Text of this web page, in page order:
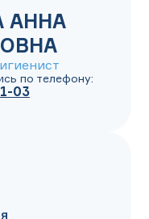
АННА
по телефону:
03